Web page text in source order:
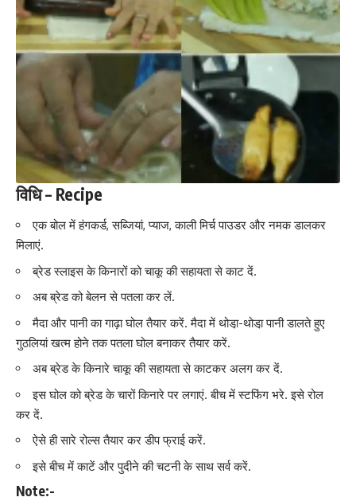
विधि– Recipe
एक बोल में हंगकर्ड, सब्जियां, प्याज, काली मिर्च पाउडर और नमक डालकर
मिलाएं.
ब्रेड स्लाइस के किनारों को चाकू की सहायता से काट दें.
अब ब्रेड को बेलन से पतला कर लें.
मैदा और पानी का गाढ़ा घोल तैयार करें. मैदा में थोडा़-थोडा़ पानी डालते हुए
गुठलियां खत्म होने तक पतला घोल बनाकर तैयार करें.
अब ब्रेड के किनारे चाकू की सहायता से काटकर अलग कर दें.
इस घोल को ब्रेड के चारों किनारे पर लगाएं. बीच में स्टफिंग भरे. इसे रोल
कर दें.
ऐसे ही सारे रोल्स तैयार कर डीप फ्राई करें.
इसे बीच में काटें औरपुदीनेकी चटनी के साथ सर्व करें.
Note:-